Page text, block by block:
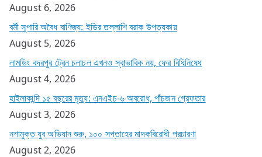
August 6, 2026
বর্মী সুপারি অবৈধ বাণিজ্য: ইডির তল্লাশি বরাক উপত্যকায়
August 5, 2026
লামডিং বদরপুর ট্রেন চলাচল এখনও স্বাভাবিক নয়, ফের বিধিনিষেধ
August 4, 2026
হাইলাকান্দি ১৫ বছরের মৃত্যু: এনএইচ-৬ অবরোধ, পাঁচজন গ্রেফতার
August 3, 2026
নশামুক্ত যুব অভিযান শুরু, ১০০ সপ্তাহের মাদকবিরোধী প্রচারণা
August 2, 2026